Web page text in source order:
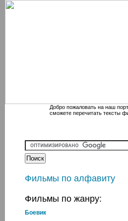
Добро пожаловать на наш
сможете перечитать тексты
Фильмы по алфавиту
Фильмы по жанру:
Боевик